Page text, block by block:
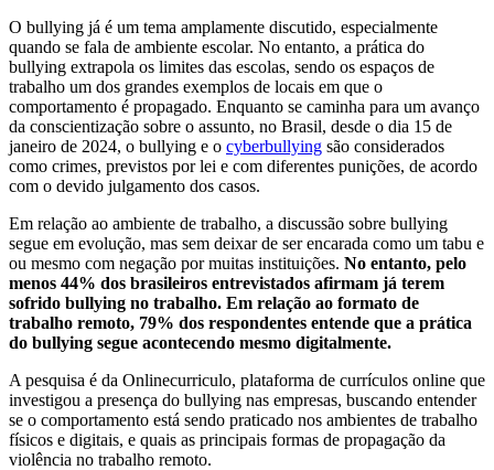
O bullying já é um tema amplamente discutido, especialmente
quando se fala de ambiente escolar. No entanto, a prática do
bullying extrapola os limites das escolas, sendo os espaços de
trabalho um dos grandes exemplos de locais em que o
comportamento é propagado. Enquanto se caminha para um avanço
da conscientização sobre o assunto, no Brasil, desde o dia 15 de
janeiro de 2024, o bullying e o cyberbullying são considerados
como crimes, previstos por lei e com diferentes punições, de acordo
com o devido julgamento dos casos.
Em relação ao ambiente de trabalho, a discussão sobre bullying
segue em evolução, mas sem deixar de ser encarada como um tabu e
ou mesmo com negação por muitas instituições. No entanto, pelo
menos 44% dos brasileiros entrevistados afirmam já terem
sofrido bullying no trabalho. Em relação ao formato de
trabalho remoto, 79% dos respondentes entende que a prática
do bullying segue acontecendo mesmo digitalmente.
A pesquisa é da Onlinecurriculo, plataforma de currículos online que
investigou a presença do bullying nas empresas, buscando entender
se o comportamento está sendo praticado nos ambientes de trabalho
físicos e digitais, e quais as principais formas de propagação da
violência no trabalho remoto.